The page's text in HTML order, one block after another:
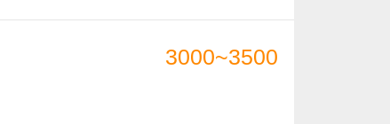
3000~3500